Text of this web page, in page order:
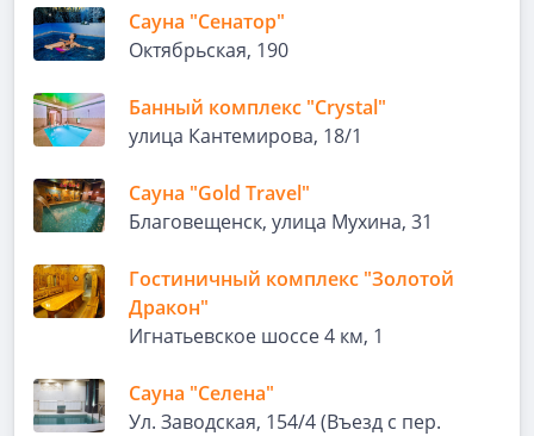
Сауна "Сенатор"
Октябрьская, 190
Банный комплекс "Crystal"
улица Кантемирова, 18/1
Сауна "Gold Travel"
Благовещенск, улица Мухина, 31
Гостиничный комплекс "Золотой
Дракон"
Игнатьевское шоссе 4 км, 1
Сауна "Селена"
Ул. Заводская, 154/4 (Въезд с пер.